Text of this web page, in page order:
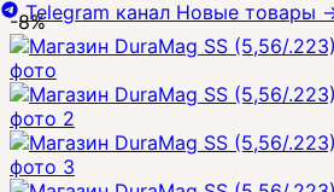
-8%Telegram канал Новые товары